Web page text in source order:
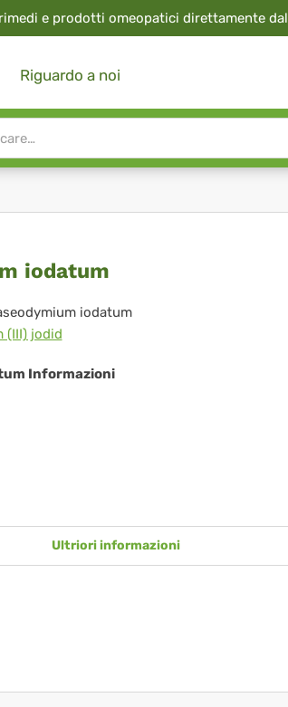
e prodotti omeopatici direttamente dal
Riguardo a noi
iodatum
iodatum
(III) jodid
Informazioni
Ultriori informazioni